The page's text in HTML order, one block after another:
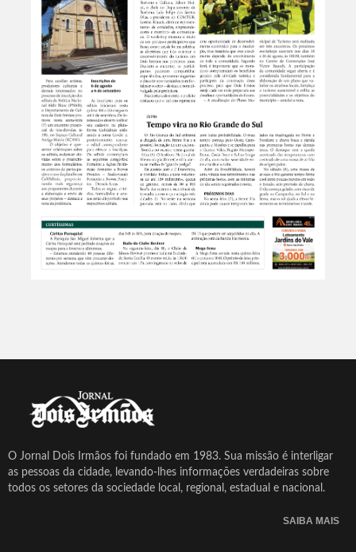
O Jornal Dois Irmãos foi fundado em 1983. Sua missão é interligar
as pessoas da cidade, levando-lhes informações verdadeiras sobre
todos os setores da sociedade local, regional, estadual e nacional.
SAIBA MAIS